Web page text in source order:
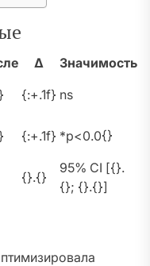
Δ
Значимость
{:+.1f} ns
{:+.1f} *p<0.0{}
{}.{}
95% CI [{}.
{}; {}.{}]